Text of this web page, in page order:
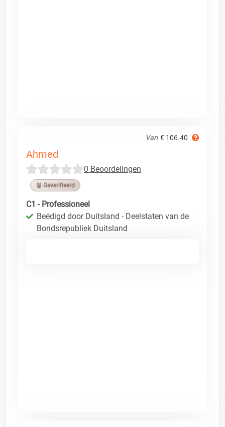
Van € 106.40
Ahmed
0 Beoordelingen
🥉 Geverifieerd
C1 - Professioneel
Beëdigd door Duitsland - Deelstaten van de
Bondsrepubliek Duitsland